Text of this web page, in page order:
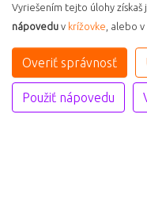
Vyriešením tejto úlohy získaš
nápovedu v krížovke , alebo v